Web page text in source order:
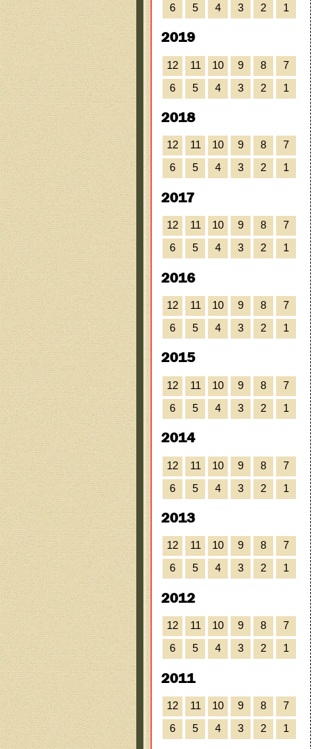
6
5 4 3 2 1
2019
12 11 10 9 8
7
6
5 4 3 2 1
2018
12 11 10 9 8
7
6
5 4 3 2 1
2017
12 11 10 9 8
7
6
5 4 3 2 1
2016
12 11 10 9 8
7
6
5 4 3 2 1
2015
12 11 10 9 8
7
6
5 4 3 2 1
2014
12 11 10 9 8
7
6
5 4 3 2 1
2013
12 11 10 9 8
7
6
5 4 3 2 1
2012
12 11 10 9 8
7
6
5 4 3 2 1
2011
12 11 10 9 8
7
6
5 4 3 2 1